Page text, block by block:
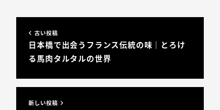
古い投稿
日本橋で出会うフランス伝統の味｜とろけ
る馬肉タルタルの世界
新しい投稿